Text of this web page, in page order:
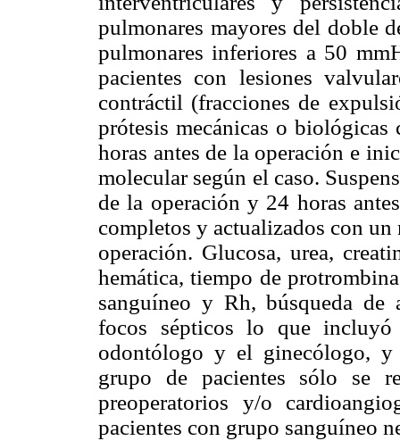
pulmonares mayores del doble
pulmonares inferiores a 50
pacientes con lesiones
contráctil (fracciones de
prótesis mecánicas o
horas antes de la operación e
molecular según el caso.
de la operación y 24 horas
completos y actualizados con
operación. Glucosa, urea,
hemática, tiempo de
sanguíneo y Rh, búsqueda de
focos sépticos lo que
odontólogo y el ginecólogo, y
grupo de pacientes sólo se
preoperatorios y/o
pacientes con grupo sanguíneo